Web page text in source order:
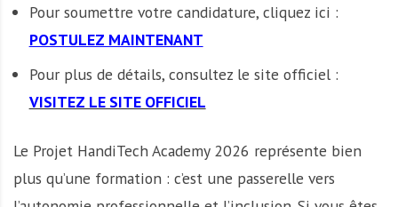
Pour soumettre votre candidature, cliquez ici :
POSTULEZ MAINTENANT
Pour plus de détails, consultez le site officiel :
VISITEZ LE SITE OFFICIEL
Le Projet HandiTech Academy 2026 représente bien
plus qu’une formation : c’est une passerelle vers